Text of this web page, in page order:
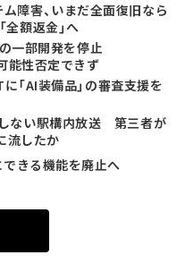
障害、いまだ全面復旧なら
額返金」へ
一部開発を停止
能性否定できず
「AI装備品」の審査支援を
しない駅構内放送 第三者が
流したか
きる機能を廃止へ